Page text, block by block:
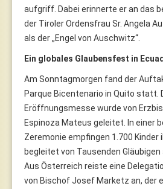
aufgriff. Dabei erinnerte er an das
der Tiroler Ordensfrau Sr. Angela
als der „Engel von Auschwitz“.
Ein globales Glaubensfest in
Am Sonntagmorgen fand der
Parque Bicentenario in Quito statt.
Eröffnungsmesse wurde von
Espinoza Mateus geleitet. In einer
Zeremonie empfingen 1.700 Kinder
begleitet von Tausenden Gläubigen
Aus Österreich reiste eine
von Bischof Josef Marketz an, der